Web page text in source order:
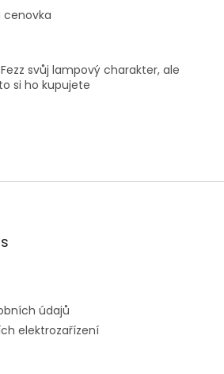
cenovka
svůj lampový charakter, ale
si ho kupujete
údajů
elektrozařízení